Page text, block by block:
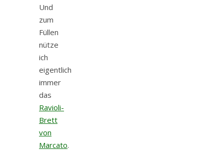
Und
zum
Füllen
nütze
ich
eigentlich
immer
das
Ravioli-
Brett
von
Marcato.